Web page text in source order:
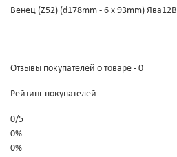
Венец (Z52) (d178mm - 6 x 93mm) Ява12В
Отзывы покупателей о товаре - 0
Рейтинг покупателей
0/5
0%
0%